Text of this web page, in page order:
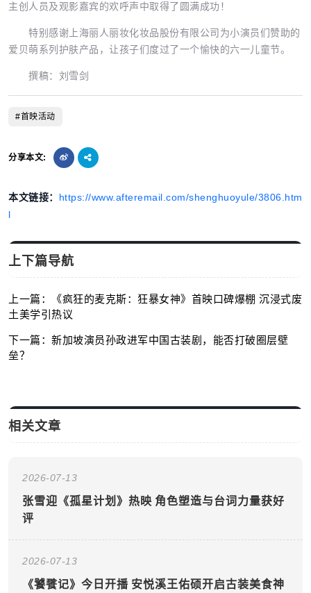
主创人员及观影嘉宾的欢呼声中取得了圆满成功！
特别感谢上海丽人丽妆化妆品股份有限公司为小演员们赞助的
爱贝萌系列护肤产品，让孩子们度过了一个愉快的六一儿童节。
撰稿：刘雪剑
#首映活动
分享本文:
本文链接： https://www.afteremail.com/shenghuoyule/3806.htm
l
上下篇导航
上一篇：《疯狂的麦克斯：狂暴女神》首映口碑爆棚 沉浸式废
土美学引热议
下一篇：新加坡演员孙政进军中国古装剧，能否打破圈层壁
垒？
相关文章
2026-07-13
张雪迎《孤星计划》热映 角色塑造与台词力量获好
评
2026-07-13
《饕餮记》今日开播 安悦溪王佑硕开启古装美食神